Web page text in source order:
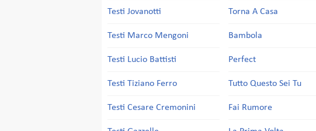
Testi Jovanotti
Testi Marco Mengoni
Testi Lucio Battisti
Testi Tiziano Ferro
Testi Cesare Cremonini
Torna A Casa
Bambola
Perfect
Tutto Questo Sei Tu
Fai Rumore